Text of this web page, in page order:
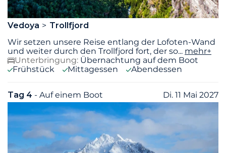
Vedoya
Trollfjord
Wir setzen unsere Reise entlang der Lofoten-Wand
und weiter durch den Trollfjord fort, der so... mehr+
Unterbringung: Übernachtung auf dem Boot
Frühstück
Mittagessen Abendessen
Tag 4 - Auf einem Boot Di. 11 Mai 2027